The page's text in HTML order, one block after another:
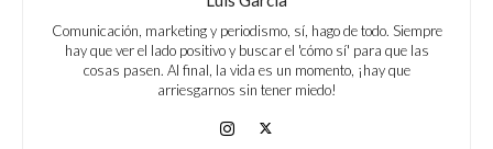
Comunicación, marketing y periodismo, sí, hago de todo. Siempre
hay que ver el lado positivo y buscar el 'cómo sí' para que las
cosas pasen. Al final, la vida es un momento, ¡hay que
arriesgarnos sin tener miedo!